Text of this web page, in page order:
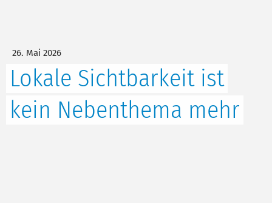
26. Mai 2026
Lokale Sichtbarkeit ist
kein Nebenthema mehr